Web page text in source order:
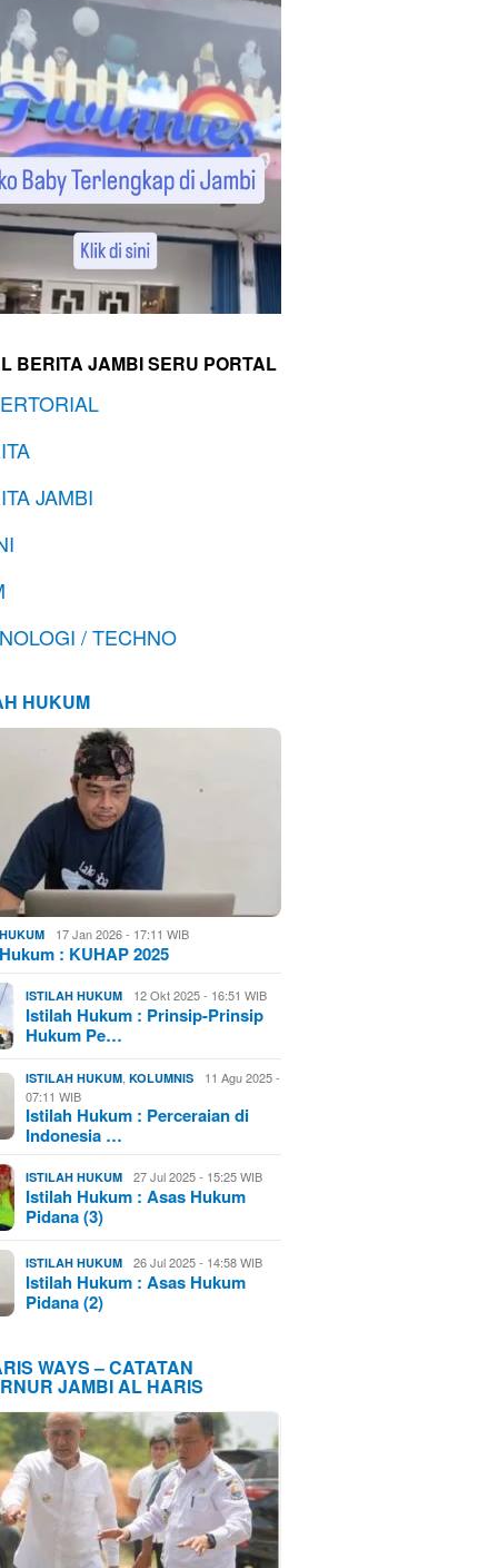
BERITA JAMBI SERU PORTAL
JAMBI
/ TECHNO
HUKUM
17 Jan 2026 - 17:11 WIB
: KUHAP 2025
ISTILAH HUKUM 12 Okt 2025 - 16:51 WIB
Istilah Hukum : Prinsip-Prinsip
Hukum Pe…
ISTILAH HUKUM ,KOLUMNIS
11 Agu 2025 -
07:11 WIB
Istilah Hukum : Perceraian di
Indonesia …
ISTILAH HUKUM 27 Jul 2025 - 15:25 WIB
Istilah Hukum : Asas Hukum
Pidana (3)
ISTILAH HUKUM 26 Jul 2025 - 14:58 WIB
Istilah Hukum : Asas Hukum
Pidana (2)
WAYS – CATATAN
JAMBI AL HARIS